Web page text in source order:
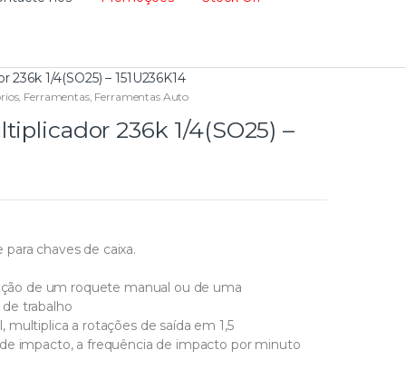
1/4(SO25) – 151U236K14
, Ferramentas, Ferramentas Auto
236k 1/4(SO25) –
chaves de caixa.
de um roquete manual ou de uma
trabalho
a rotações de saída em 1,5
impacto, a frequência de impacto por minuto